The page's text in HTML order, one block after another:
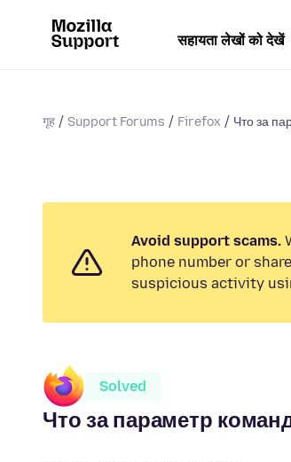
सहायता लेखों को देखें
गृह Support Forums Firefox Что за
Avoid support scams.
phone number or
suspicious activity
Solved
Что за параметр